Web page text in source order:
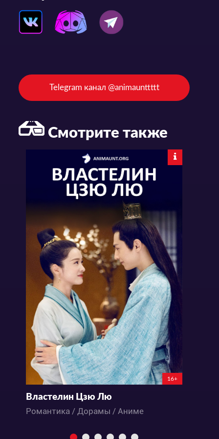
Telegram канал @animaunttttt
Смотрите также
16+
Властелин Цзю Лю
Романтика / Дорамы / Аниме